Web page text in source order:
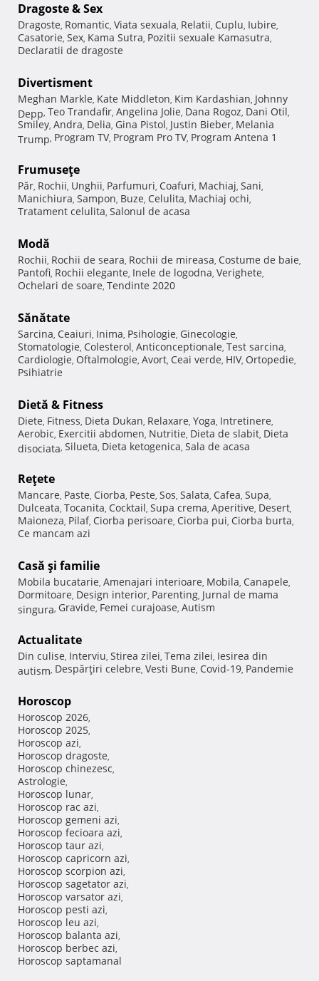
Dragoste & Sex
Dragoste, Romantic, Viata sexuala, Relatii, Cuplu, Iubire,
Casatorie, Sex, Kama Sutra, Pozitii sexuale Kamasutra,
Declaratii de dragoste
Divertisment
Meghan Markle, Kate Middleton, Kim Kardashian, Johnny
Depp, Teo Trandafir, Angelina Jolie, Dana Rogoz, Dani Otil,
Smiley, Andra, Delia, Gina Pistol, Justin Bieber, Melania
Trump, Program TV, Program Pro TV, Program Antena 1
Frumuseţe
Păr, Rochii, Unghii, Parfumuri, Coafuri, Machiaj, Sani,
Manichiura, Sampon, Buze, Celulita, Machiaj ochi,
Tratament celulita, Salonul de acasa
Modă
Rochii, Rochii de seara, Rochii de mireasa, Costume de baie,
Pantofi, Rochii elegante, Inele de logodna, Verighete,
Ochelari de soare, Tendinte 2020
Sănătate
Sarcina, Ceaiuri, Inima, Psihologie, Ginecologie,
Stomatologie, Colesterol, Anticonceptionale, Test sarcina,
Cardiologie, Oftalmologie, Avort, Ceai verde, HIV, Ortopedie,
Psihiatrie
Dietă & Fitness
Diete, Fitness, Dieta Dukan, Relaxare, Yoga, Intretinere,
Aerobic, Exercitii abdomen, Nutritie, Dieta de slabit, Dieta
disociata, Silueta, Dieta ketogenica, Sala de acasa
Reţete
Mancare, Paste, Ciorba, Peste, Sos, Salata, Cafea, Supa,
Dulceata, Tocanita, Cocktail, Supa crema, Aperitive, Desert,
Maioneza, Pilaf, Ciorba perisoare, Ciorba pui, Ciorba burta,
Ce mancam azi
Casă şi familie
Mobila bucatarie, Amenajari interioare, Mobila, Canapele,
Dormitoare, Design interior, Parenting, Jurnal de mama
singura, Gravide, Femei curajoase, Autism
Actualitate
Din culise, Interviu, Stirea zilei, Tema zilei, Iesirea din
autism, Despărţiri celebre, Vesti Bune, Covid-19, Pandemie
Horoscop
Horoscop 2026,
Horoscop 2025,
Horoscop azi,
Horoscop dragoste,
Horoscop chinezesc,
Astrologie,
Horoscop lunar,
Horoscop rac azi,
Horoscop gemeni azi,
Horoscop fecioara azi,
Horoscop taur azi,
Horoscop capricorn azi,
Horoscop scorpion azi,
Horoscop sagetator azi,
Horoscop varsator azi,
Horoscop pesti azi,
Horoscop leu azi,
Horoscop balanta azi,
Horoscop berbec azi,
Horoscop saptamanal